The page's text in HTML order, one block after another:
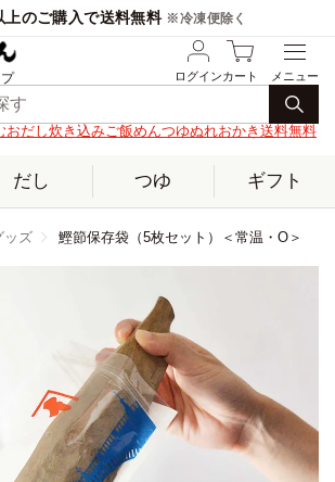
上のご購入で送料無料 ※冷凍便除く
ログインカート
おだし炊き込みご飯めんつゆぬれおかき 送料無料
だし つゆ ギフト
ッズ 鰹節保存袋（5枚セット）＜常温・O＞